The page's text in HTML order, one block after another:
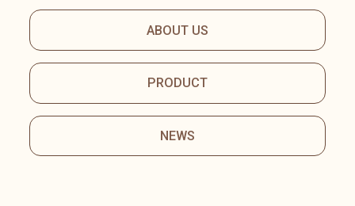
ABOUT US
PRODUCT
NEWS